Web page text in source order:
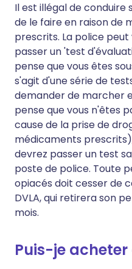
Il est illégal de conduire
de le faire en raison de
prescrits. La police
passer un 'test
pense que vous êtes
s'agit d'une série de
demander de marcher
pense que vous n'êtes
cause de la prise de
médicaments
devrez passer un test
poste de police. Toute
opiacés doit cesser de
DVLA, qui retirera son
mois.
Puis-je acheter